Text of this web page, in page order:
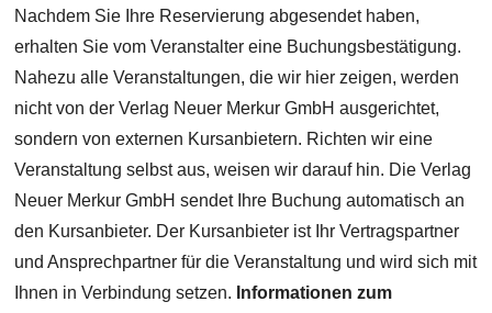
Nachdem Sie Ihre Reservierung abgesendet haben,
erhalten Sie vom Veranstalter eine Buchungsbestätigung.
Nahezu alle Veranstaltungen, die wir hier zeigen, werden
nicht von der Verlag Neuer Merkur GmbH ausgerichtet,
sondern von externen Kursanbietern. Richten wir eine
Veranstaltung selbst aus, weisen wir darauf hin. Die Verlag
Neuer Merkur GmbH sendet Ihre Buchung automatisch an
den Kursanbieter. Der Kursanbieter ist Ihr Vertragspartner
und Ansprechpartner für die Veranstaltung und wird sich mit
Ihnen in Verbindung setzen. Informationen zum